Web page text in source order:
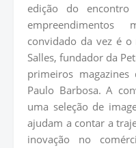
edição do encontro
convidado da vez é
Salles, fundador da
primeiros
Paulo Barbosa. A
uma seleção de
ajudam a contar a
inovação no